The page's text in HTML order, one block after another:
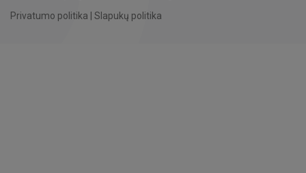
Privatumo politika
Slapukų politika